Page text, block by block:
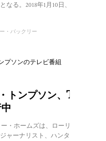
なる。2018年1月10日、一日
・バックリー
トンプソン、TV
・ホームズは、ローリン
ャーナリスト、ハンター・